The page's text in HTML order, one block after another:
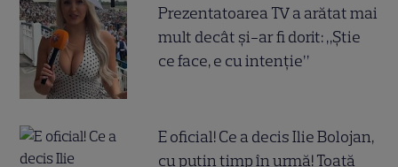
Prezentatoarea TV a arătat mai
mult decât și-ar fi dorit: „Știe
ce face, e cu intenție”
E oficial! Ce a decis Ilie Bolojan,
cu puțin timp în urmă! Toată